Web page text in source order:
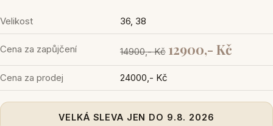
Velikost 36, 38
Cena za zapůjčení 14900,- Kč 12900,- Kč
Cena za prodej 24000,- Kč
VELKÁ SLEVA JEN DO 9.8. 2026